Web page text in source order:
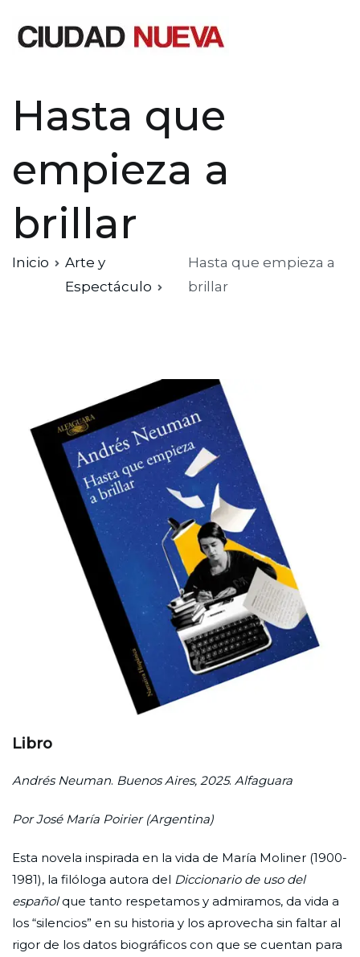
Hasta que
empieza a
brillar
Inicio
Arte y
Espectáculo
Hasta que empieza a
brillar
Libro
Andrés Neuman. Buenos Aires, 2025. Alfaguara
PorJosé María Poirier (Argentina)
Esta novela inspirada en la vida de María Moliner (1900-
1981), la filóloga autora del Diccionario de uso del
españolque tanto respetamos y admiramos, da vida a
los “silencios” en su historia y los aprovecha sin faltar al
rigor de los datos biográficos con que se cuentan para